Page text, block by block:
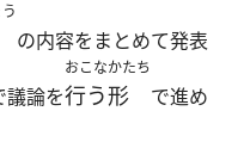
の内容をまとめて発表
議論を
おこな
行う
かたち
形
で進め